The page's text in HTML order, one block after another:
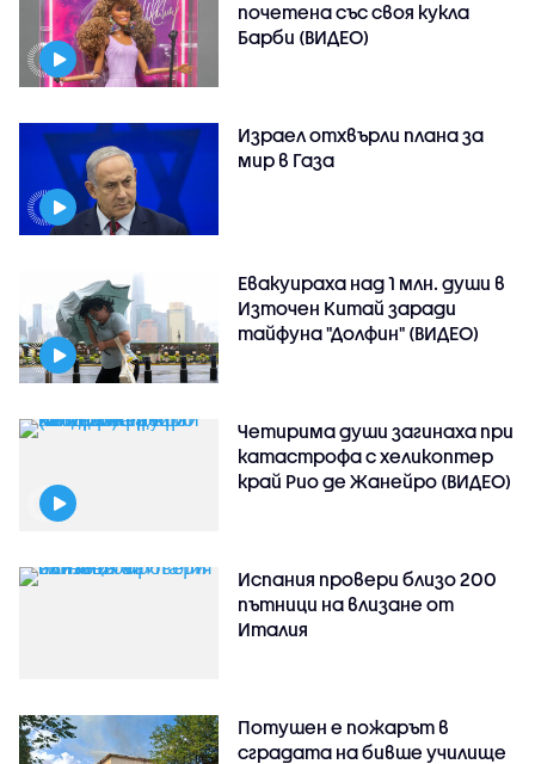
почетена със своя кукла
Барби (ВИДЕО)
Израел отхвърли плана за
мир в Газа
Евакуираха над 1 млн. души в
Източен Китай заради
тайфуна "Долфин" (ВИДЕО)
Четирима души загинаха при
катастрофа с хеликоптер
край Рио де Жанейро (ВИДЕО)
Испания провери близо 200
пътници на влизане от
Италия
Потушен е пожарът в
сградата на бивше училище